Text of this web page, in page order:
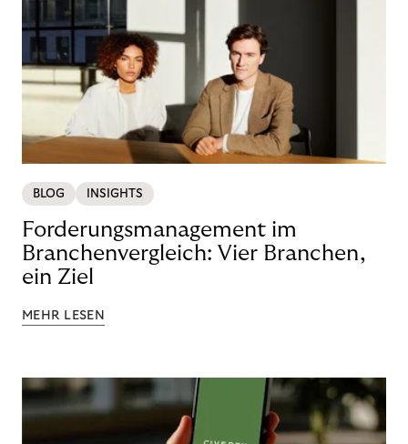
BLOG INSIGHTS
Forderungsmanagement im
Branchenvergleich: Vier Branchen,
ein Ziel
MEHR LESEN